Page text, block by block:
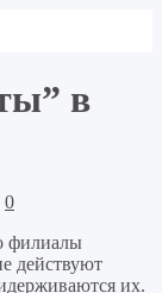
в
0
филиалы
действуют
их.